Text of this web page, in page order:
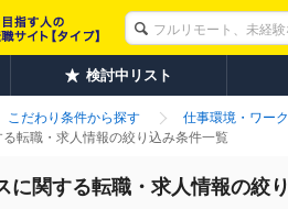
検討中リスト
こだわり条件から探す
仕事環境・ワー
転職・求人情報の絞り込み条件一覧
に関する転職・求人情報の絞